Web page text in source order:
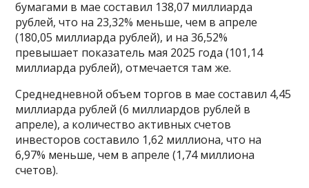
бумагами в мае составил 138,07 миллиарда
рублей, что на 23,32% меньше, чем в апреле
(180,05 миллиарда рублей), и на 36,52%
превышает показатель мая 2025 года (101,14
миллиарда рублей), отмечается там же.
Среднедневной объем торгов в мае составил 4,45
миллиарда рублей (6 миллиардов рублей в
апреле), а количество активных счетов
инвесторов составило 1,62 миллиона, что на
6,97% меньше, чем в апреле (1,74 миллиона
счетов).